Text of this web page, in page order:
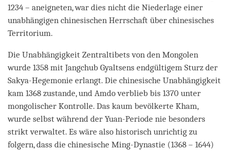
1234 – aneigneten, war dies nicht die Niederlage einer
unabhängigen chinesischen Herrschaft über chinesisches
Territorium.
Die Unabhängigkeit Zentraltibets von den Mongolen
wurde 1358 mit Jangchub Gyaltsens endgültigem Sturz der
Sakya-Hegemonie erlangt. Die chinesische Unabhängigkeit
kam 1368 zustande, und Amdo verblieb bis 1370 unter
mongolischer Kontrolle. Das kaum bevölkerte Kham,
wurde selbst während der Yuan-Periode nie besonders
strikt verwaltet. Es wäre also historisch unrichtig zu
folgern, dass die chinesische Ming-Dynastie (1368 – 1644)